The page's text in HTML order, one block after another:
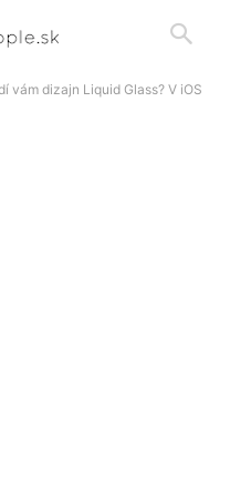
vám dizajn Liquid Glass? V iOS